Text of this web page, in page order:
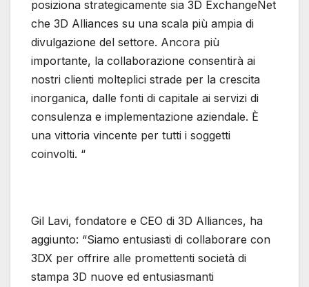
posiziona strategicamente sia 3D ExchangeNet
che 3D Alliances su una scala più ampia di
divulgazione del settore. Ancora più
importante, la collaborazione consentirà ai
nostri clienti molteplici strade per la crescita
inorganica, dalle fonti di capitale ai servizi di
consulenza e implementazione aziendale. È
una vittoria vincente per tutti i soggetti
coinvolti. “
Gil Lavi, fondatore e CEO di 3D Alliances, ha
aggiunto: “Siamo entusiasti di collaborare con
3DX per offrire alle promettenti società di
stampa 3D nuove ed entusiasmanti